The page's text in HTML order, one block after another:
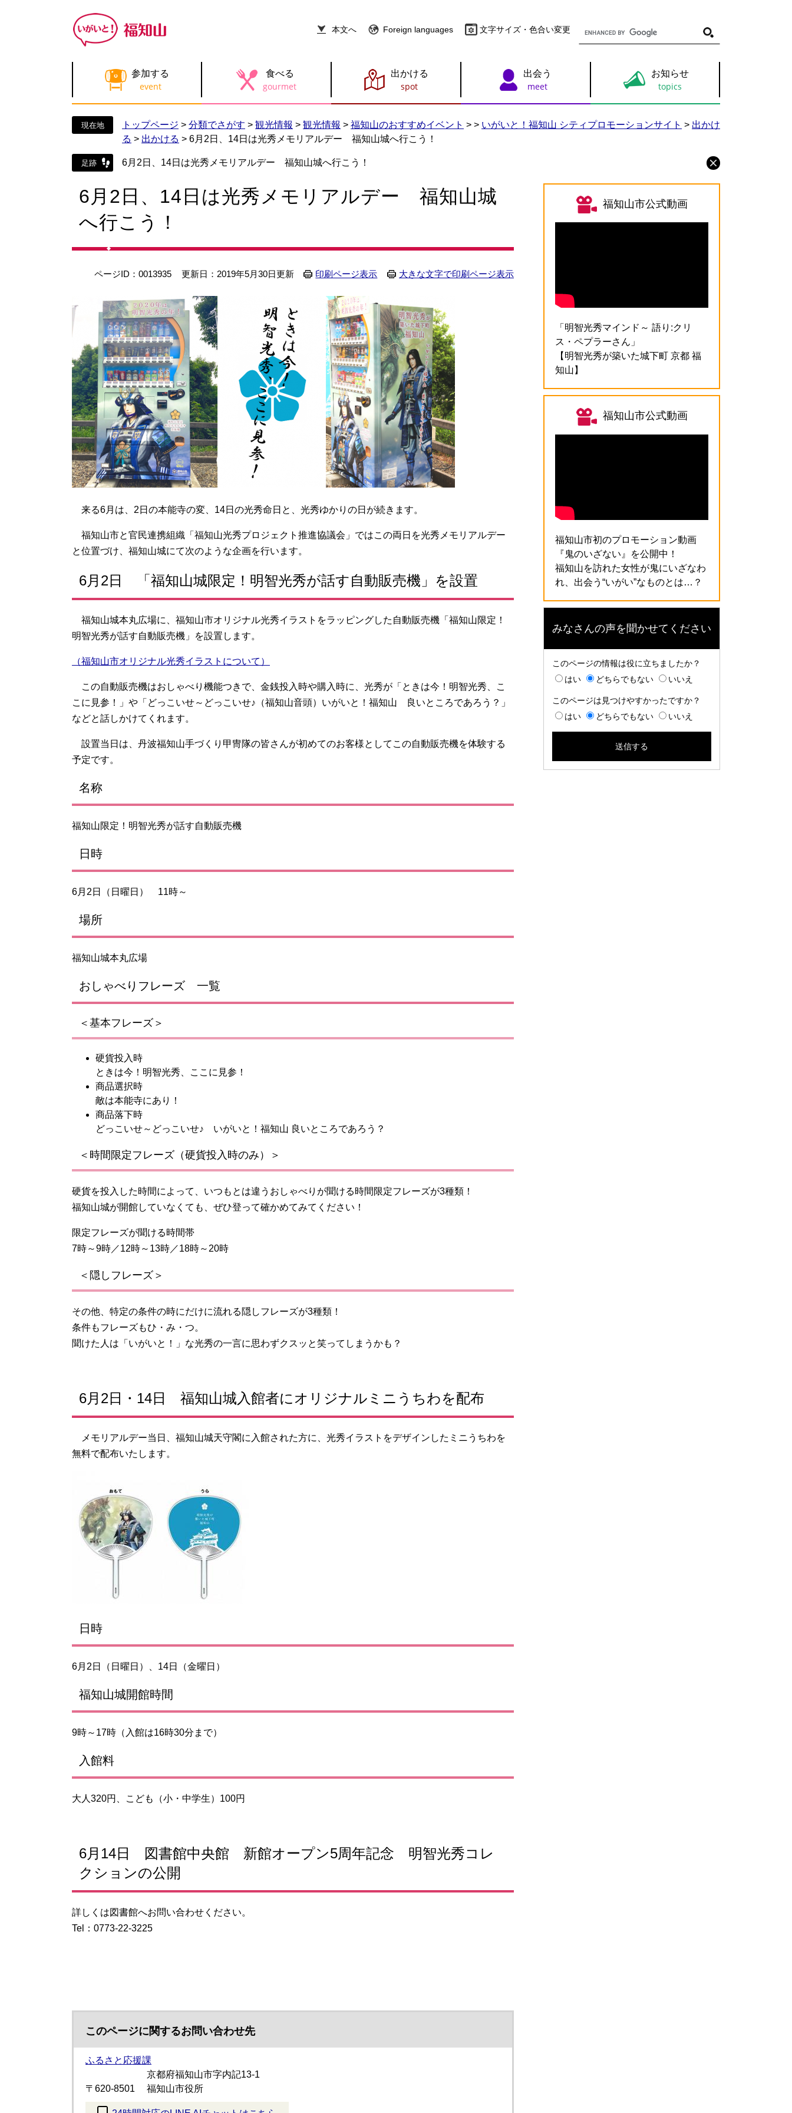
本文へ Foreign languages 文字サイズ・色合い変更
o
検
参加する 食べる 出かける 出会う お知らせ
トップページ > 分類でさがす > 観光情報 > 観光情報 > 福知山のおすすめイベント > > いがいと！福知山 シティプロモーションサイト > 出かけ
る > 出かける > 6月2日、14日は光秀メモリアルデー 福知山城へ行こう！
6月2日、14日は光秀メモリアルデー 福知山城へ行こう！
本
文6月2日、14日は光秀メモリアルデー 福知山城
へ行こう！
ページID：0013935 更新日：2019年5月30日更新 印刷ページ表示 大きな文字で印刷ページ表示
来る6月は、2日の本能寺の変、14日の光秀命日と、光秀ゆかりの日が続きます。
福知山市と官民連携組織「福知山光秀プロジェクト推進協議会」ではこの両日を光秀メモリアルデー
と位置づけ、福知山城にて次のような企画を行います。
6月2日 「福知山城限定！明智光秀が話す自動販売機」を設置
福知山城本丸広場に、福知山市オリジナル光秀イラストをラッピングした自動販売機「福知山限定！
明智光秀が話す自動販売機」を設置します。
（福知山市オリジナル光秀イラストについて）
この自動販売機はおしゃべり機能つきで、金銭投入時や購入時に、光秀が「ときは今！明智光秀、こ
こに見参！」や「どっこいせ～どっこいせ♪（福知山音頭）いがいと！福知山 良いところであろう？」
などと話しかけてくれます。
設置当日は、丹波福知山手づくり甲冑隊の皆さんが初めてのお客様としてこの自動販売機を体験する
予定です。
名称
福知山限定！明智光秀が話す自動販売機
日時
6月2日（日曜日） 11時～
場所
福知山城本丸広場
おしゃべりフレーズ 一覧
＜基本フレーズ＞
硬貨投入時
ときは今！明智光秀、ここに見参！
商品選択時
敵は本能寺にあり！
商品落下時
どっこいせ～どっこいせ♪ いがいと！福知山 良いところであろう？
＜時間限定フレーズ（硬貨投入時のみ）＞
硬貨を投入した時間によって、いつもとは違うおしゃべりが聞ける時間限定フレーズが3種類！
福知山城が開館していなくても、ぜひ登って確かめてみてください！
限定フレーズが聞ける時間帯
7時～9時／12時～13時／18時～20時
＜隠しフレーズ＞
その他、特定の条件の時にだけに流れる隠しフレーズが3種類！
条件もフレーズもひ・み・つ。
聞けた人は「いがいと！」な光秀の一言に思わずクスッと笑ってしまうかも？
6月2日・14日 福知山城入館者にオリジナルミニうちわを配布
メモリアルデー当日、福知山城天守閣に入館された方に、光秀イラストをデザインしたミニうちわを
無料で配布いたします。
日時
6月2日（日曜日）、14日（金曜日）
福知山城開館時間
9時～17時（入館は16時30分まで）
入館料
大人320円、こども（小・中学生）100円
6月14日 図書館中央館 新館オープン5周年記念 明智光秀コレ
クションの公開
詳しくは図書館へお問い合わせください。
Tel：0773-22-3225
このページに関するお問い合わせ先
ふるさと応援課
〒620-8501
京都府福知山市字内記13-1
福知山市役所
福知山市公式動画
「明智光秀マインド～ 語り:クリ
ス・ペプラーさん」
【明智光秀が築いた城下町 京都 福
知山】
福知山市公式動画
福知山市初のプロモーション動画
『鬼のいざない』を公開中！
福知山を訪れた女性が鬼にいざなわ
れ、出会う“いがい”なものとは…？
みなさんの声を聞かせてください
このページの情報は役に立ちましたか？
はい
どちらでもない いいえ
このページは見つけやすかったですか？
はい
どちらでもない いいえ